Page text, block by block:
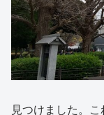
見つけました。